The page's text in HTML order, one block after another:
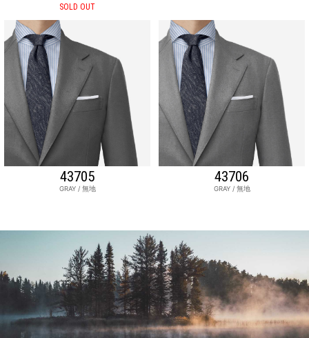
SOLD OUT
43705
GRAY / 無地
43706
GRAY / 無地